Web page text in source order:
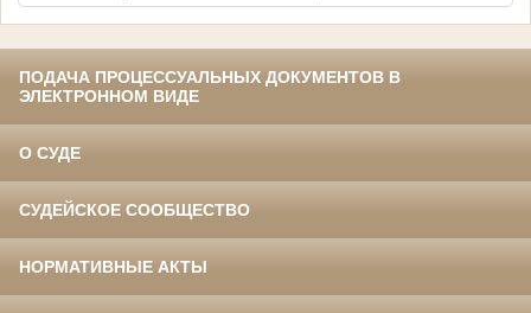
ПОДАЧА ПРОЦЕССУАЛЬНЫХ ДОКУМЕНТОВ В
ЭЛЕКТРОННОМ ВИДЕ
О СУДЕ
СУДЕЙСКОЕ СООБЩЕСТВО
НОРМАТИВНЫЕ АКТЫ